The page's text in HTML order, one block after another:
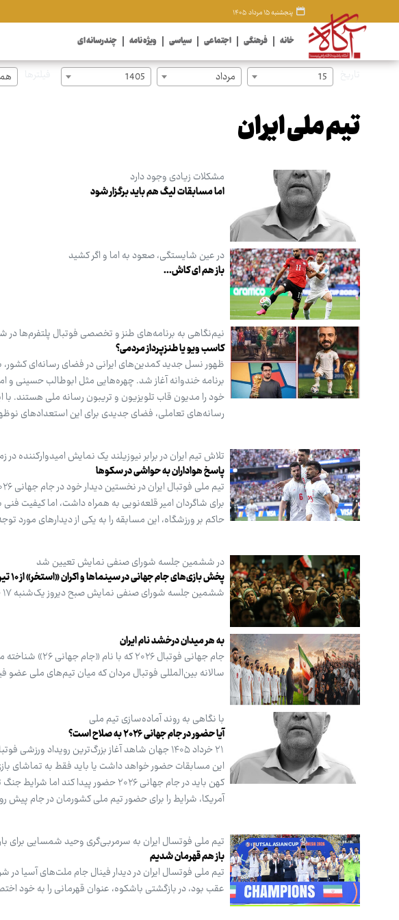
پنجشنبه ۱۵ مرداد ۱۴۰۵
خانه فرهنگی اجتماعی سیاسی ویژه نامه چندرسانه ای
15 مرداد 1405
تیم ملی ایران
مشکلات زیادی وجود دارد
اما مسابقات لیگ هم باید برگزار شود
در عین شایستگی، صعود به اما و اگر کشید
باز هم ای کاش...
نیم‌نگاهی به برنامه‌های طنز و تخصصی فوتبال پلتفرم‌ها
کاسب ویو یا طنزپرداز مردمی؟
ظهور نسل جدید کمدین‌های ایرانی در فضای رسانه‌ای کشور،
برنامه خندوانه آغاز شد. چهره‌هایی مثل ابوطالب حسینی و
خود را مدیون قاب تلویزیون و تریبون رسانه ملی هستند.
رسانه‌های تعاملی، فضای جدیدی برای این استعدادهای
تلاش تیم ایران در برابر نیوزیلند یک نمایش امیدوارکننده در
پاسخ هواداران به حواشی در سکوها
برای شاگردان امیر قلعه‌نویی به همراه داشت، اما کیفیت
حاکم بر ورزشگاه، این مسابقه را به یکی از دیدارهای مورد
در ششمین جلسه شورای صنفی نمایش تعیین شد
پخش بازی‌های جام جهانی در سینماها و اکران «استخر» از ۱۰ تیر
ششمین جلسه شورای صنفی نمایش صبح دیروز یک‌شنبه ۱۷ خرداد در خانه سینما برگزار شد.
به هر میدان درخشد نام ایران
جام جهانی
سالانه بین‌المللی فوتبال مردان که میان تیم‌های ملی عضو
با نگاهی به روند آماده‌سازی تیم ملی
آیا حضور در جام جهانی ۲۰۲۶ به صلاح است؟
۲۱ خرداد ۱۴۰۵ جهان شاهد آغاز بزرگ‌ترین رویداد
این مسابقات حضور خواهد داشت یا باید فقط به تماشای
کهن باید در جام جهانی ۲۰۲۶ حضور
آمریکا، شرایط را برای حضور تیم ملی کشورمان در جام پیش
تیم ملی فوتسال ایران به سرمربی‌گری وحید شمسایی برای
باز هم قهرمان شدیم
تیم ملی فوتسال ایران در دیدار فینال جام ملت‌های آسیا
عقب بود، در بازگشتی باشکوه، عنوان قهرمانی را به خود